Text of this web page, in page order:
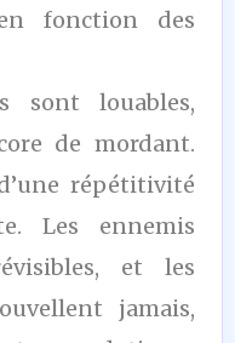
fonction des
sont louables,
de mordant.
répétitivité
Les ennemis
et les
jamais,